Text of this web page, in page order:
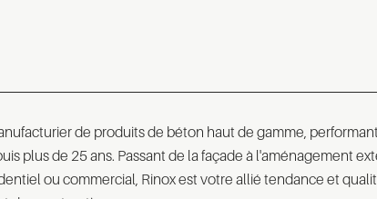
de produits de béton haut de gamme,
plus de 25 ans. Passant de la façade à l'aménagement
ou commercial, Rinox est votre allié tendance et